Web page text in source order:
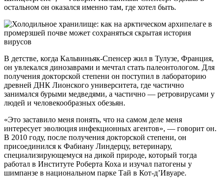
остальном он оказался именно там, где хотел быть.
В детстве, когда Кальвиньяк-Спенсер жил в Тулузе, Франция,
он увлекался динозаврами и мечтал стать палеонтологом. Для
получения докторской степени он поступил в лабораторию
древней ДНК Лионского университета, где частично
занимался бурыми медведями, а частично — ретровирусами у
людей и человекообразных обезьян.
«Это заставило меня понять, что на самом деле меня
интересует эволюция инфекционных агентов», — говорит он.
В 2010 году, после получения докторской степени, он
присоединился к Фабиану Линдерцу, ветеринару,
специализирующемуся на дикой природе, который тогда
работал в Институте Роберта Коха и изучал патогены у
шимпанзе в национальном парке Тай в Кот-д’Ивуаре.